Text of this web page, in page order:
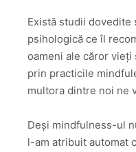
Există studii
psihologică ce îl
oameni ale căror
prin practicile
multora dintre noi ne
Deși mindfulness-ul
l-am atribuit automat